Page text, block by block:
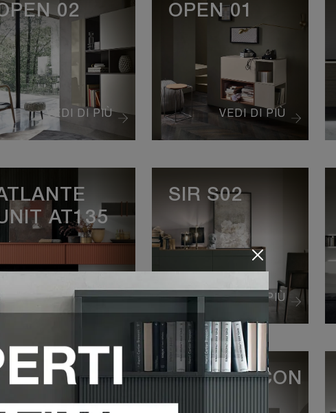
VEDI DI PIÙ
02
VEDI DI PIÙ
OPEN 01
VEDI DI PIÙ
AT135
VEDI DI PIÙ
SIR S02
WALLOVER
PENSILE CON
VETRINA